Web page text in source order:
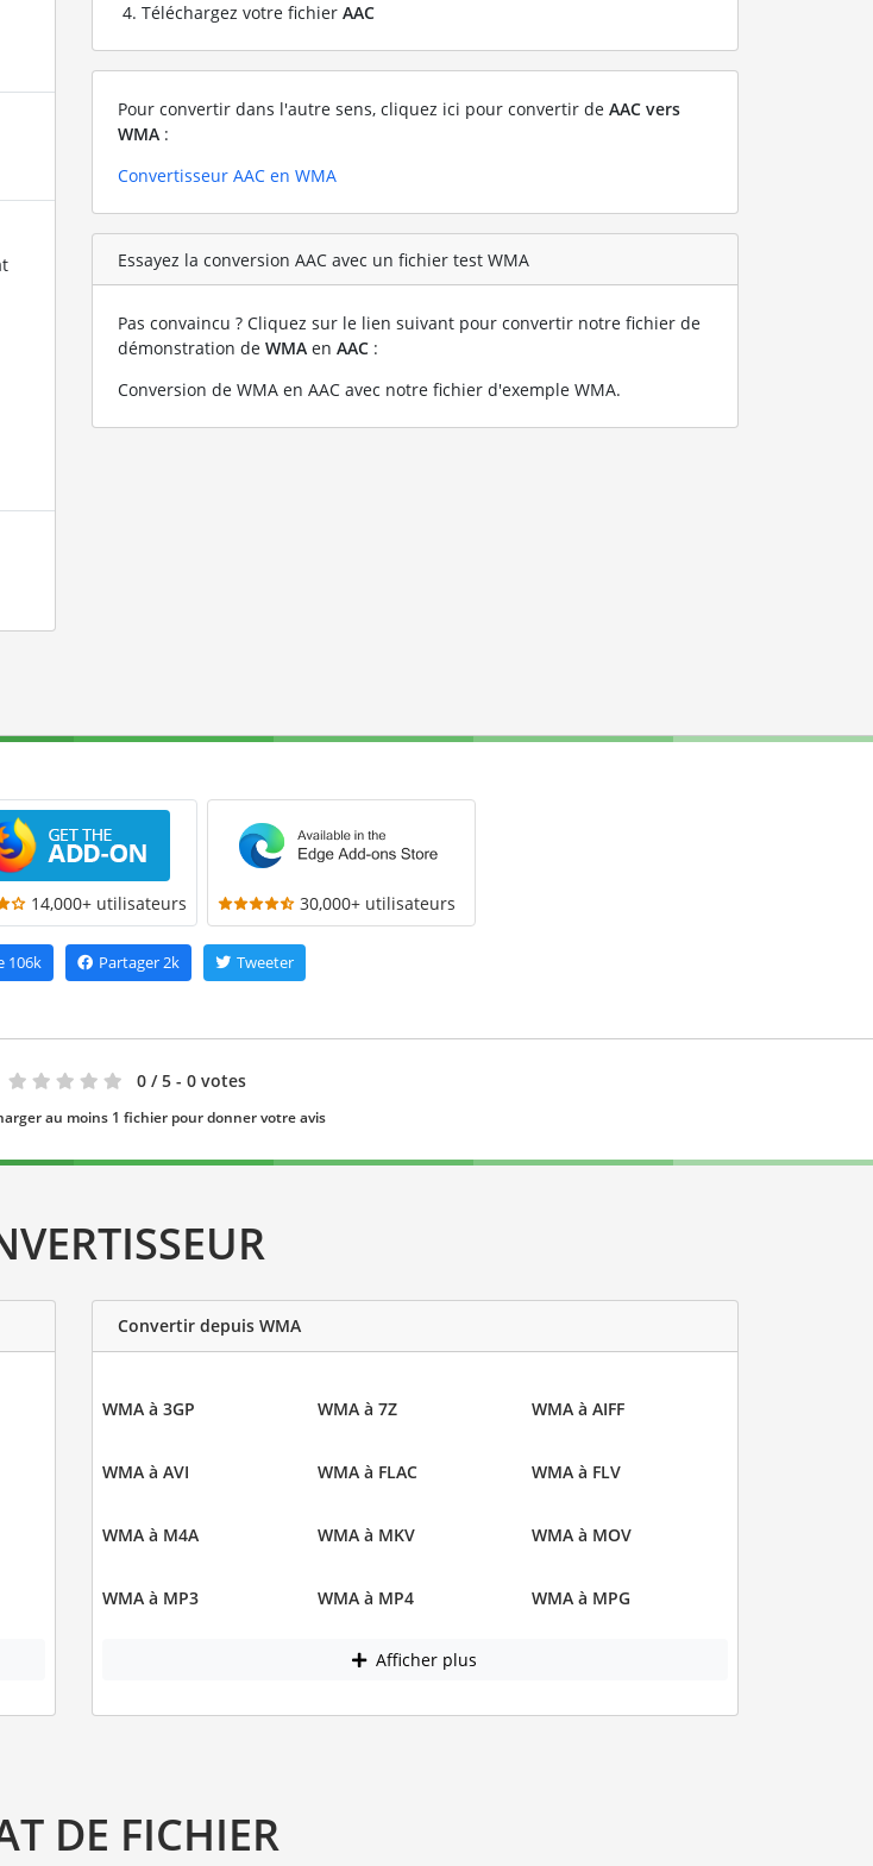
Téléchargez votre fichier AAC
Pour convertir dans l'autre sens, cliquez ici pour convertir de AAC vers
WMA :
Convertisseur AAC en WMA
Essayez la conversion AAC avec un fichier test WMA
Pas convaincu ? Cliquez sur le lien suivant pour convertir notre fichier de
démonstration de WMA en AAC :
Conversion de WMA en AAC avec notre fichier d'exemple WMA.
14,000+ utilisateurs 30,000+ utilisateurs
106k Partager2k Tweeter
0 / 5 - 0 votes
au moins 1 fichier pour donner votre avis
Convertir depuis WMA
WMA à 3GP WMA à 7Z WMA à AIFF
WMA à AVI WMA à FLAC WMA à FLV
WMA à M4A WMA à MKV WMA à MOV
WMA à MP3 WMA à MP4 WMA à MPG
Afficher plus
DE FICHIER